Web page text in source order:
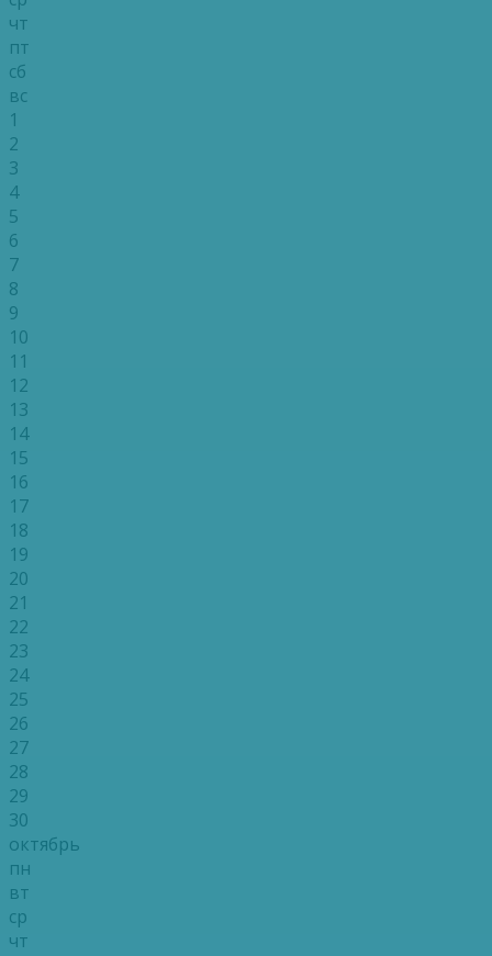
чт
пт
сб
вс
1
2
3
4
5
6
7
8
9
10
11
12
13
14
15
16
17
18
19
20
21
22
23
24
25
26
27
28
29
30
октябрь
пн
вт
ср
чт